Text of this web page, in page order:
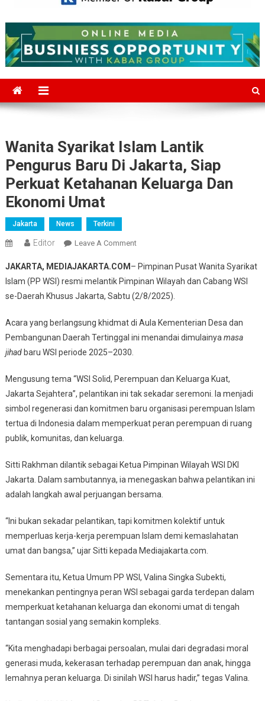
Mediajakarta.com
Wanita Syarikat Islam Lantik
Pengurus Baru Di Jakarta, Siap
Perkuat Ketahanan Keluarga Dan
Ekonomi Umat
Jakarta News Terkini
Editor Leave A CommentOn
Syarikat
Islam
Lantik
Baru
Di
Perkuat
Ketahanan
Keluarga
Dan
JAKARTA, MEDIAJAKARTA.COM – Pimpinan Pusat Wanita Syarikat
Islam (PP WSI) resmi melantik Pimpinan Wilayah dan Cabang WSI
se-Daerah Khusus Jakarta, Sabtu (2/8/2025).
Acara yang berlangsung khidmat di Aula Kementerian Desa dan
Pembangunan Daerah Tertinggal ini menandai dimulainya masa
jihadbaru WSI periode 2025–2030.
Mengusung tema “WSI Solid, Perempuan dan Keluarga Kuat,
Jakarta Sejahtera”, pelantikan ini tak sekadar seremoni. Ia menjadi
simbol regenerasi dan komitmen baru organisasi perempuan Islam
tertua di Indonesia dalam memperkuat peran perempuan di ruang
publik, komunitas, dan keluarga.
Sitti Rakhman dilantik sebagai Ketua Pimpinan Wilayah WSI DKI
Jakarta. Dalam sambutannya, ia menegaskan bahwa pelantikan ini
adalah langkah awal perjuangan bersama.
“Ini bukan sekadar pelantikan, tapi komitmen kolektif untuk
memperluas kerja-kerja perempuan Islam demi kemaslahatan
umat dan bangsa,” ujar Sitti kepada Mediajakarta.com.
Sementara itu, Ketua Umum PP WSI, Valina Singka Subekti,
menekankan pentingnya peran WSI sebagai garda terdepan dalam
memperkuat ketahanan keluarga dan ekonomi umat di tengah
tantangan sosial yang semakin kompleks.
“Kita menghadapi berbagai persoalan, mulai dari degradasi moral
generasi muda, kekerasan terhadap perempuan dan anak, hingga
lemahnya peran keluarga. Di sinilah WSI harus hadir,” tegas Valina.